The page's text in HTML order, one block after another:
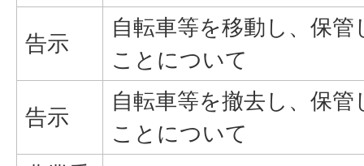
告示
自転車等を移動し、保管
ことについて
告示
自転車等を撤去し、保管
ことについて